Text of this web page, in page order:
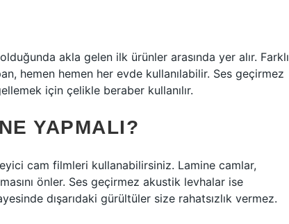
akla gelen ilk ürünler arasında yer alır. Farklı
hemen hemen her evde kullanılabilir. Ses geçirmez
için çelikle beraber kullanılır.
YAPMALI?
cam filmleri kullanabilirsiniz. Lamine camlar,
önler. Ses geçirmez akustik levhalar ise
dışarıdaki gürültüler size rahatsızlık vermez.